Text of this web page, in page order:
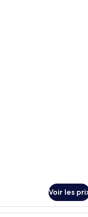
Une chambre spacieuse
Voir les